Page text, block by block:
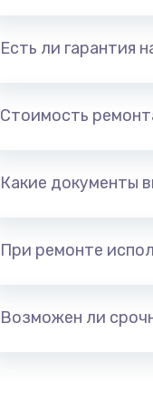
Есть ли гарантия
Стоимость
Какие документы
При ремонте
Возможен ли